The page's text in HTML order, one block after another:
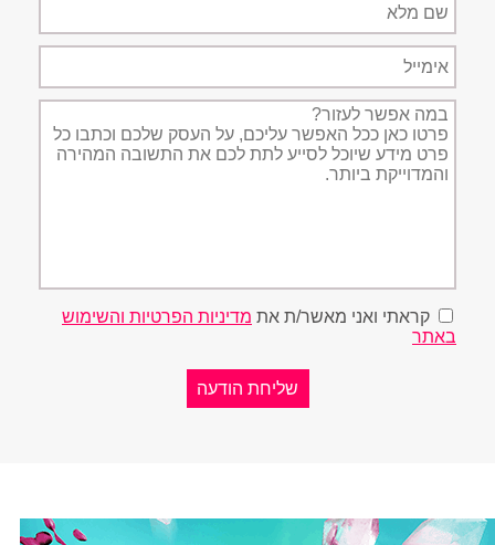
מלא
תיאור
הפניה
קראתי ואני מאשר/ת את מדיניות הפרטיות והשימוש
באתר